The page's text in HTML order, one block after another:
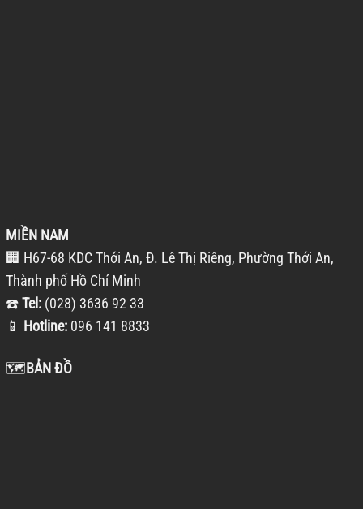
MIỀN NAM
🏢 H67-68 KDC Thới An, Đ. Lê Thị Riêng, Phường Thới An,
Thành phố Hồ Chí Minh
☎️Tel: (028) 3636 92 33
📱 Hotline: 096 141 8833
🗺️BẢN ĐỒ